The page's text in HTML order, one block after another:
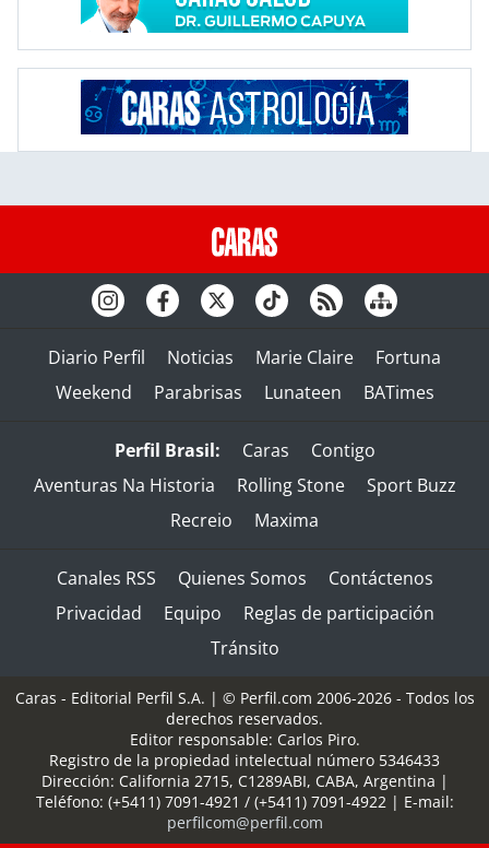
Diario Perfil Noticias Marie Claire
Fortuna
Weekend
Parabrisas Lunateen BATimes
Perfil Brasil: Caras
Contigo
Aventuras Na Historia
Rolling Stone
Sport Buzz
Recreio
Maxima
Canales RSS Quienes Somos
Contáctenos
Privacidad
Equipo
Reglas de participación
Tránsito
Caras - Editorial Perfil S.A. | © Perfil.com 2006-2026 - Todos los
derechos reservados.
Editor responsable: Carlos Piro.
Registro de la propiedad intelectual número 5346433
Dirección: California 2715, C1289ABI, CABA, Argentina |
Teléfono: (+5411) 7091-4921 / (+5411) 7091-4922| E-mail:
perfilcom@perfil.com